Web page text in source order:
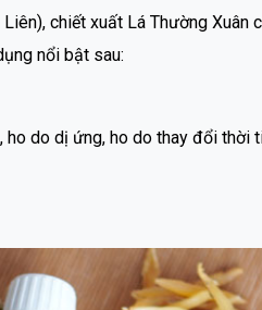
chiết xuất Lá Thường Xuân
nổi bật sau:
gió, ho do dị ứng, ho do thay